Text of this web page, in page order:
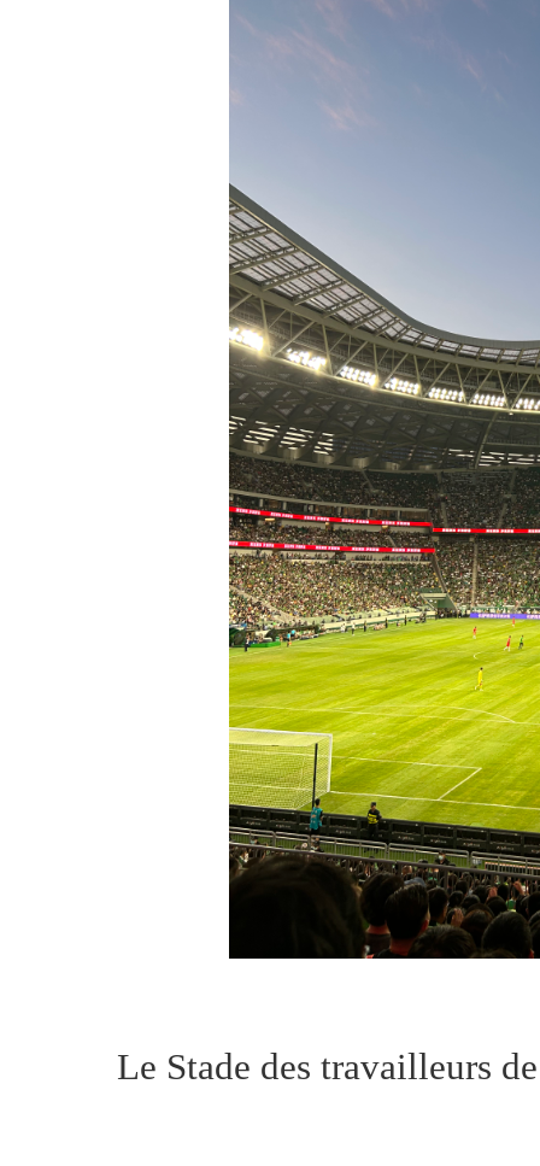
Le Stade des travailleurs